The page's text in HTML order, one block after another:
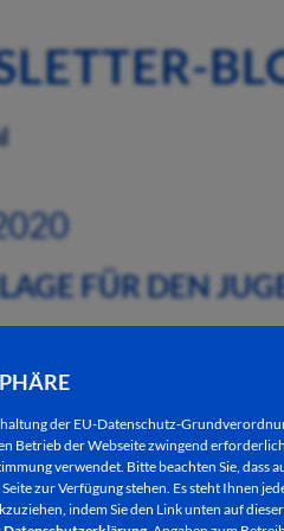
der EU-Datenschutz-
Betrieb der Webseite zwingend
verwendet. Bitte beachten Sie, dass
zur Verfügung stehen. Es steht Ihnen
indem Sie den Link unten auf
FÜR DEN
für den
Generationen
„Demondrug“ und